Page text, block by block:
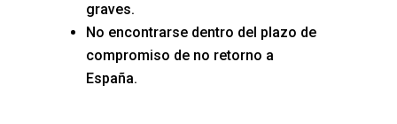
graves.
No encontrarse dentro del plazo de
compromiso de no retorno a
España.